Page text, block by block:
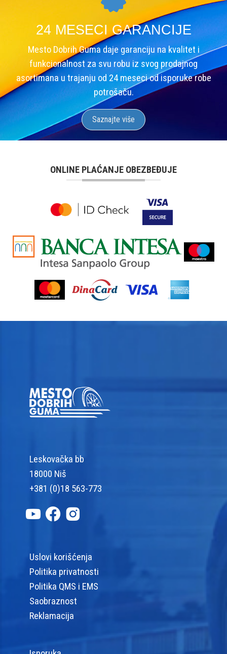
24 MESECI GARANCIJE
Mesto Dobrih Guma daje garanciju na kvalitet i
funkcionalnost za svu robu iz svog prodajnog
asortimana u trajanju od 24 meseci od isporuke robe
potrošaču.
Saznajte više
ONLINE PLAĆANJE OBEZBEĐUJE
Leskovačka bb
18000 Niš
+381 (0)18 563-773
Uslovi korišćenja
Politika privatnosti
Politika QMS i EMS
Saobraznost
Reklamacija